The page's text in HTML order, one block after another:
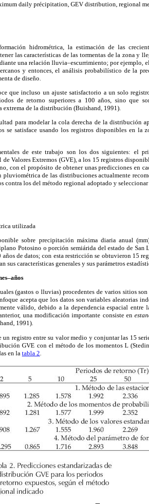
daily précipitation, GEV distribution, regional
hidrométrica, la estimación de las
las características de las tormentas de la zona y
una relación lluvia–escurrimiento; por ejemplo,
y entonces, el análisis probabilístico de la
de diseño.
que incluso un ajuste satisfactorio a un solo
de retorno superiores a 100 años, sino que
extrema de la distribución (Buishand, 1991).
para modelar la cola derecha de la distribución
se satisface usando los registros disponibles en
de este trabajo son los dos siguientes: el
de Valores Extremos (GVE), a los 15 registros
con el propósito de obtener unas predicciones en
pluviométrica de las distribuciones actualmente
contra los del método regional adoptado y
utilizada
sobre precipitación máxima diaria anual
Potosino o porción semiárida del estado de
años de datos; con esta restricción se obtuvieron 15
sus características generales y sus parámetros
(gastos o lluvias) procedentes de varios sitios
acepta que los datos son variables aleatorias
válido, debido a la dependencia espacial
una modificación importante consiste en
1991).
registro entre su valor medio y conjuntar las 15
GVE con el método de los momentos L
en la tabla 2